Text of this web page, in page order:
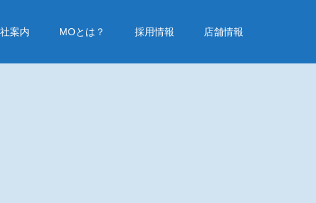
案内 MOとは？ 採用情報 店舗情報